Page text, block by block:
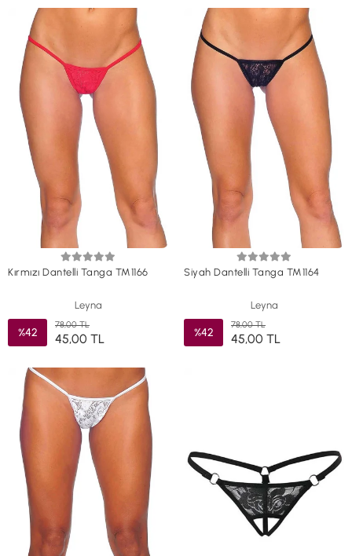
Kırmızı Dantelli Tanga TM1166
Leyna
%42
78,00 TL
45,00 TL
Siyah Dantelli Tanga TM1164
Leyna
%42
78,00 TL
45,00 TL